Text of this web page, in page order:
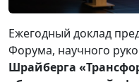
Ежегодный доклад
Форума, научного
Шрайберга